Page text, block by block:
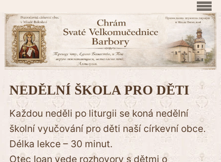
NEDĚLNÍ ŠKOLA PRO DĚTI
Každou neděli po liturgii se koná nedělní
školní vyučování pro děti naší církevní obce.
Délka lekce – 30 minut.
Otec Ioan vede rozhovory s dětmi o